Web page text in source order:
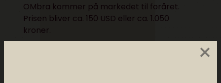
×
OMbra kommer på markedet til foråret.
Prisen bliver ca.150 USD eller ca. 1.050
kroner.